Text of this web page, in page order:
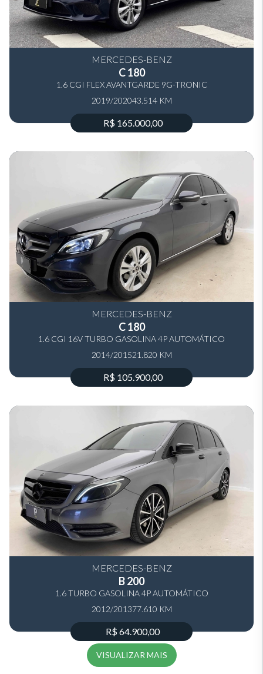
MERCEDES-BENZ
C 180
1.6 CGI FLEX AVANTGARDE 9G-TRONIC
2019/202043.514 KM
R$ 165.000,00
MERCEDES-BENZ
C 180
1.6 CGI 16V TURBO GASOLINA 4P AUTOMÁTICO
2014/201521.820 KM
R$ 105.900,00
MERCEDES-BENZ
B 200
1.6 TURBO GASOLINA 4P AUTOMÁTICO
2012/201377.610 KM
R$ 64.900,00
VISUALIZAR MAIS